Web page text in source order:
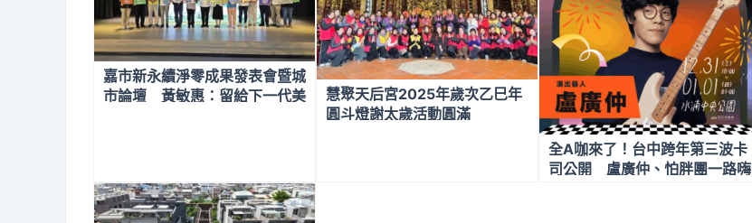
嘉市新永續淨零成果發表會暨城
市論壇 黃敏惠：留給下一代美
慧聚天后宮2025年歲次乙巳年
圓斗燈謝太歲活動圓滿
全A咖來了！台中跨年第三波卡
司公開 盧廣仲、怕胖團一路嗨